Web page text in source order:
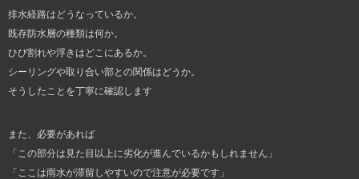
排水経路はどうなっているか。
既存防水層の種類は何か。
ひび割れや浮きはどこにあるか。
シーリングや取り合い部との関係はどうか。
そうしたことを丁寧に確認します
また、必要があれば
「この部分は見た目以上に劣化が進んでいるかもしれません」
「ここは雨水が滞留しやすいので注意が必要です」